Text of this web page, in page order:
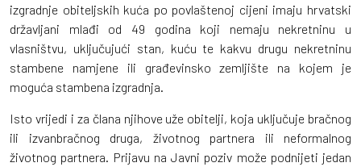
izgradnje obiteljskih kuća po povlaštenoj cijeni imaju hrvatski
državljani mlađi od 49 godina koji nemaju nekretninu u
vlasništvu, uključujući stan, kuću te kakvu drugu nekretninu
stambene namjene ili građevinsko zemljište na kojem je
moguća stambena izgradnja.
Isto vrijedi i za člana njihove uže obitelji, koja uključuje bračnog
ili izvanbračnog druga, životnog partnera ili neformalnog
životnog partnera. Prijavu na Javni poziv može podnijeti jedan